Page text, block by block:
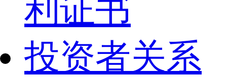
利证书
投资者关系